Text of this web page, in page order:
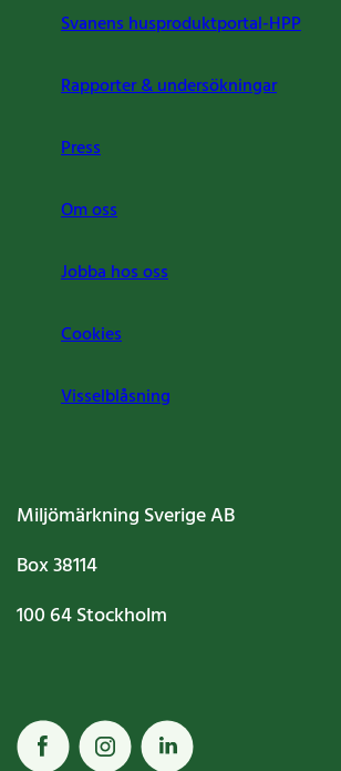
Svanens husproduktportal-HPP
Rapporter & undersökningar
Press
Om oss
Jobba hos oss
Cookies
Visselblåsning
Miljömärkning Sverige AB
Box38114
100 64Stockholm